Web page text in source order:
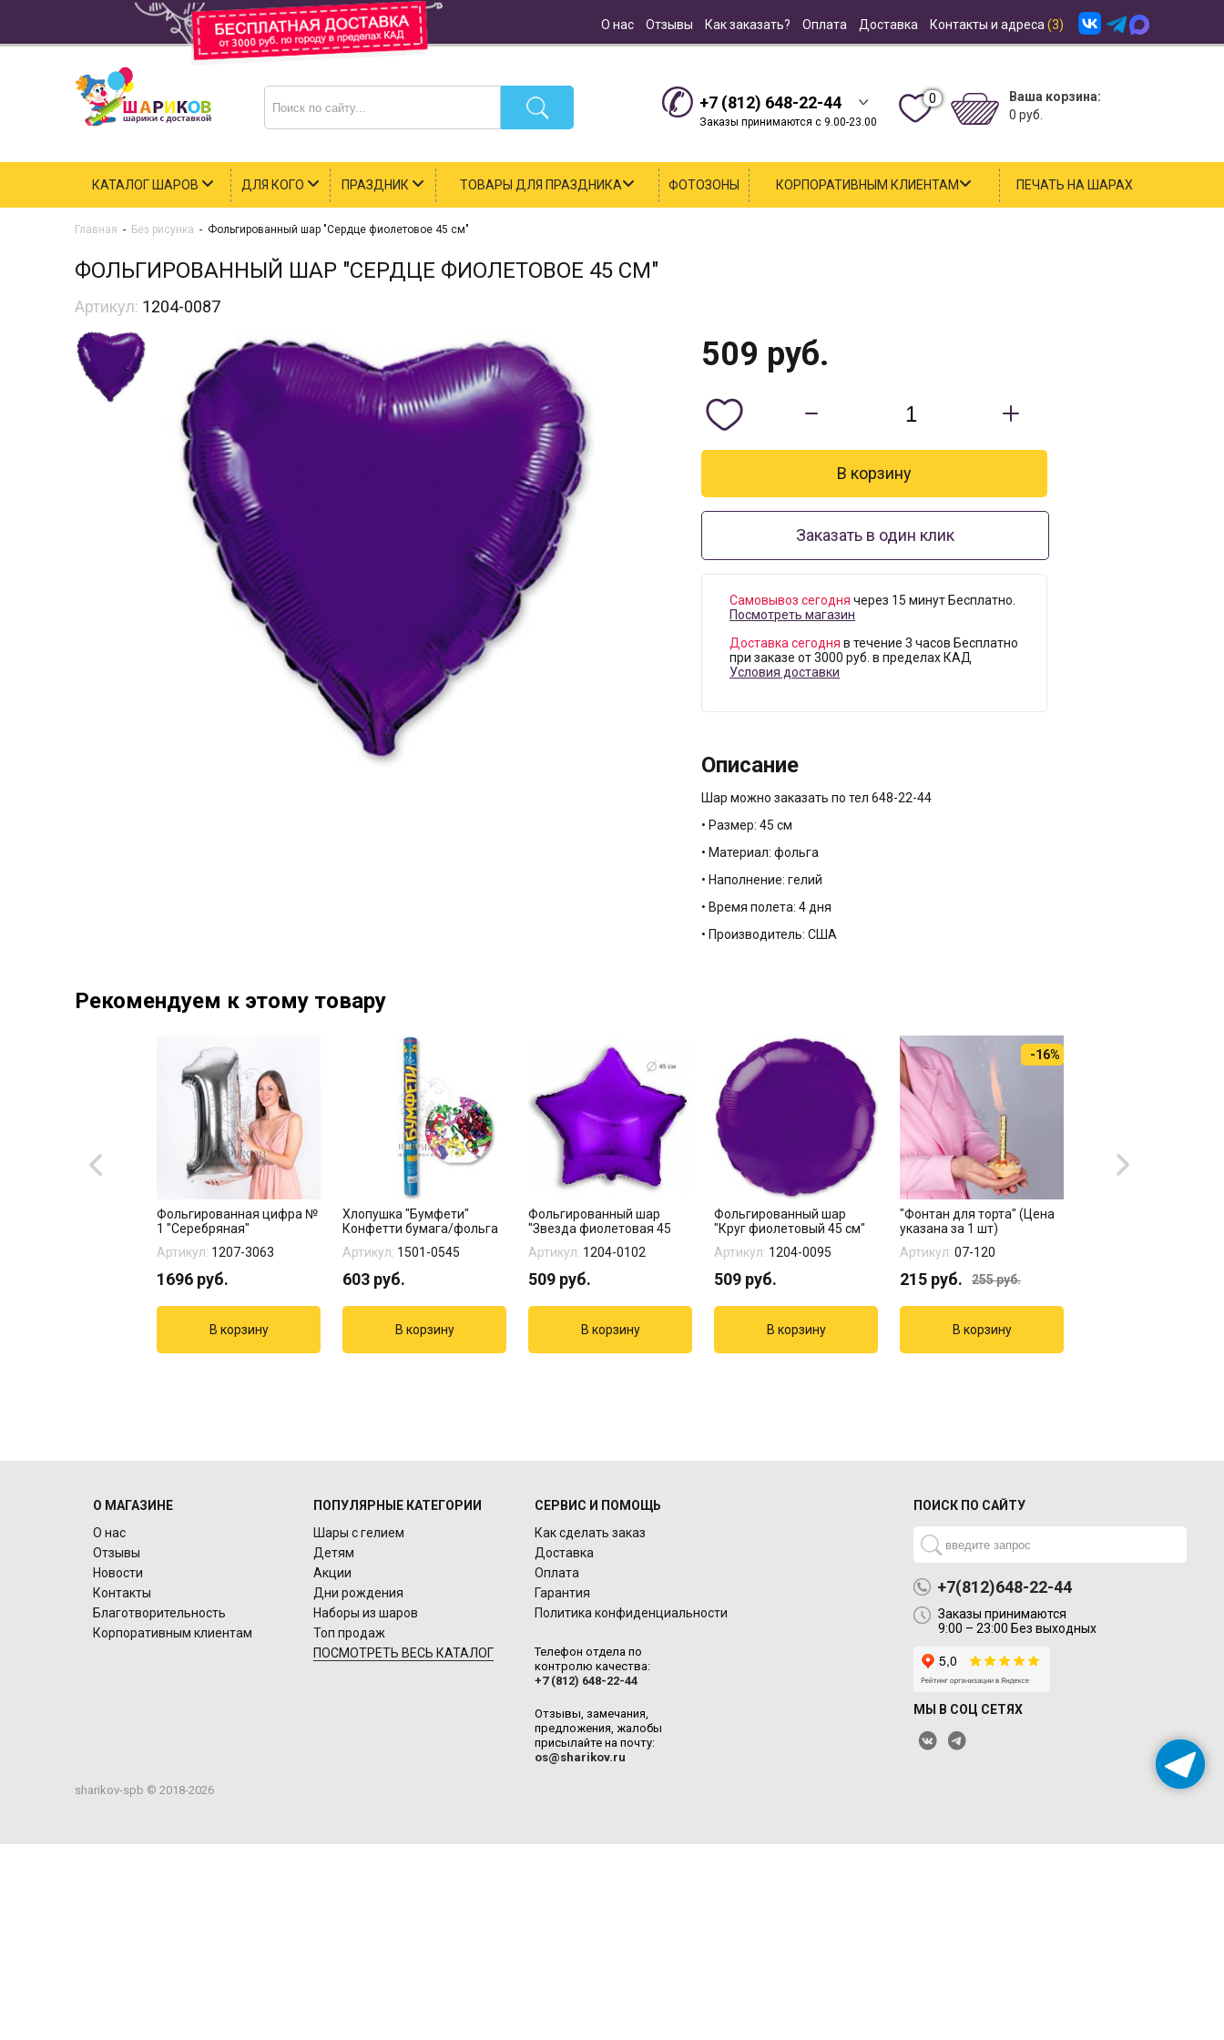
О нас Отзывы Как заказать? Оплата Доставка Контакты и адреса (3)
+7 (812) 648-22-44
Заказы принимаются с 9.00-23.00
0
Ваша корзина:
0 руб.
КАТАЛОГ ШАРОВ ДЛЯ КОГО ПРАЗДНИК ТОВАРЫ ДЛЯ ПРАЗДНИКА ФОТОЗОНЫ КОРПОРАТИВНЫМ КЛИЕНТАМ ПЕЧАТЬ НА ШАРАХ
Главная - Без рисунка - Фольгированный шар "Сердце фиолетовое 45 см"
ФОЛЬГИРОВАННЫЙ ШАР "СЕРДЦЕ ФИОЛЕТОВОЕ 45 СМ"
Артикул: 1204-0087
509 руб.
Заказать в один клик
Самовывоз сегодня через 15 минут Бесплатно.
Посмотреть магазин
Доставка сегодня в течение 3 часов Бесплатно
при заказе от 3000 руб. в пределах КАД
Условия доставки
Описание
Шар можно заказать по тел 648-22-44
• Размер: 45 см
• Материал: фольга
• Наполнение: гелий
• Время полета: 4 дня
• Производитель: США
Рекомендуем к этому товару
Фольгированная цифра №
1 "Серебряная"
Артикул: 1207-3063
1696 руб.
Хлопушка "Бумфети"
Конфетти бумага/фольга
Артикул: 1501-0545
603 руб.
Фольгированный шар
"Звезда фиолетовая 45
Артикул: 1204-0102
509 руб.
Фольгированный шар
"Круг фиолетовый 45 см"
Артикул: 1204-0095
509 руб.
-16%
"Фонтан для торта" (Цена
указана за 1 шт)
Артикул: 07-120
215 руб. 255руб.
О МАГАЗИНЕ
О нас
Отзывы
Новости
Контакты
Благотворительность
Корпоративным клиентам
ПОПУЛЯРНЫЕ КАТЕГОРИИ
Шары с гелием
Детям
Акции
Дни рождения
Наборы из шаров
Топ продаж
ПОСМОТРЕТЬ ВЕСЬ КАТАЛОГ
СЕРВИС И ПОМОЩЬ
Как сделать заказ
Доставка
Оплата
Гарантия
Политика конфиденциальности
Телефон отдела по
контролю качества:
+7 (812) 648-22-44
Отзывы, замечания,
предложения, жалобы
присылайте на почту:
os@sharikov.ru
ПОИСК ПО САЙТУ
+7(812)648-22-44
Заказы принимаются
9:00 – 23:00 Без выходных
МЫ В СОЦ СЕТЯХ
sharikov-spb © 2018-2026